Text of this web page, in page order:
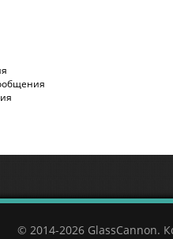
© 2014-2026 GlassCannon.